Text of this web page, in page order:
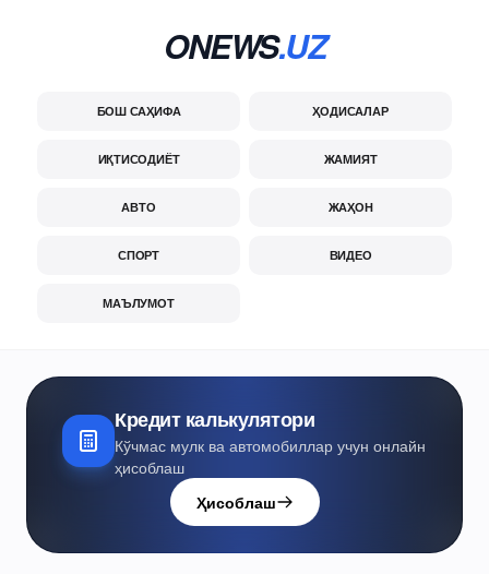
ONEWS.UZ
БОШ САҲИФА ҲОДИСАЛАР
ИҚТИСОДИЁТ ЖАМИЯТ
АВТО ЖАҲОН
СПОРТ ВИДЕО
МАЪЛУМОТ
Кредит калькулятори
Кўчмас мулк ва автомобиллар учун онлайн
ҳисоблаш
Ҳисоблаш